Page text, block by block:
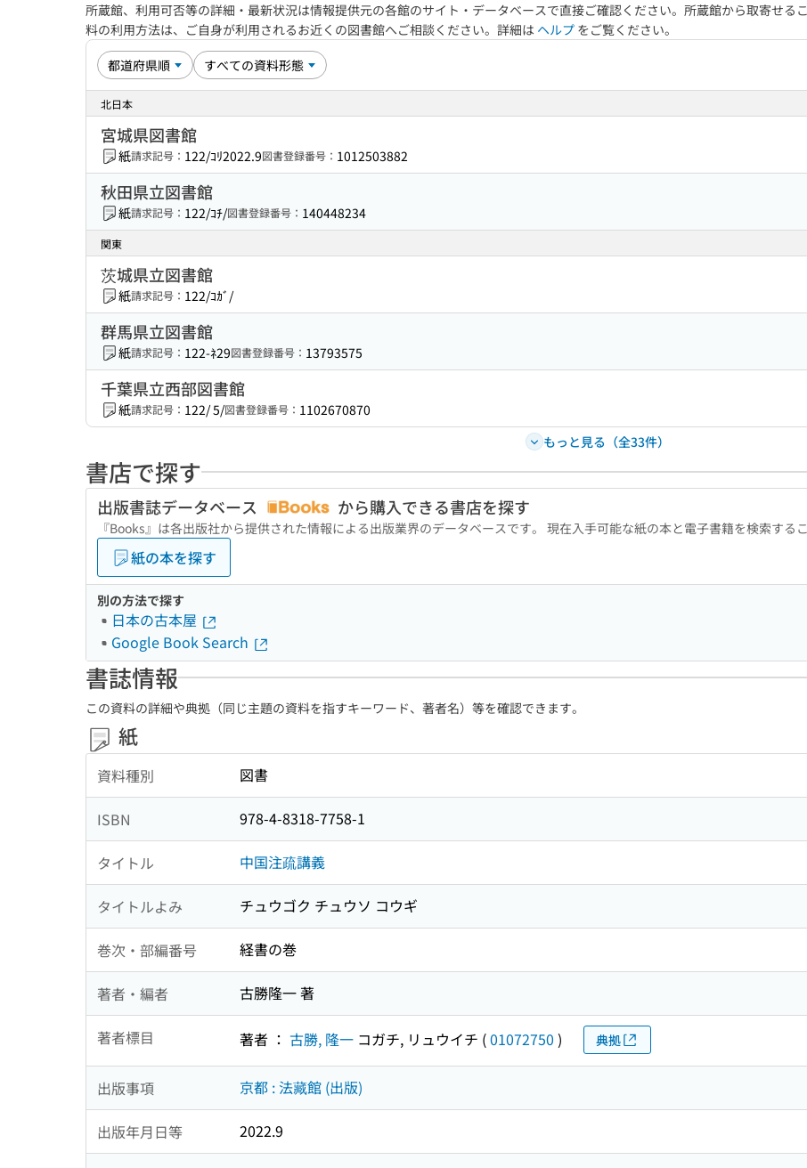
所蔵館、利用可否等の詳細・最新状況は情報提供元の各館のサイト・データベースで直接ご確認ください。所蔵館から取寄せる
料の利用方法は、ご自身が利用されるお近くの図書館へご相談ください。詳細は ヘルプ をご覧ください。
北日本
宮城県図書館
紙請求記号： 122/ｺﾘ2022.9図書登録番号： 1012503882
秋田県立図書館
紙請求記号： 122/ｺﾁ/図書登録番号： 140448234
関東
茨城県立図書館
紙請求記号： 122/ｺｶﾞ/
群馬県立図書館
紙請求記号： 122-ﾈ29図書登録番号： 13793575
千葉県立西部図書館
紙請求記号： 122/ 5/図書登録番号： 1102670870
もっと見る（全33件）
書店で探す
出版書誌データベース から購入できる書店を探す
『Books』は各出版社から提供された情報による出版業界のデータベースです。 現在入手可能な紙の本と電子書籍を検索する
紙の本を探す
別の方法で探す
日本の古本屋
Google Book Search
書誌情報
この資料の詳細や典拠（同じ主題の資料を指すキーワード、著者名）等を確認できます。
紙
資料種別 図書
ISBN 978-4-8318-7758-1
タイトル 中国注疏講義
タイトルよみ チュウゴク チュウソ コウギ
巻次・部編番号 経書の巻
著者・編者 古勝隆一 著
著者標目 著者 ： 古勝, 隆一 コガチ, リュウイチ (01072750 ) 典拠
出版事項 京都 : 法藏館 (出版)
出版年月日等 2022.9